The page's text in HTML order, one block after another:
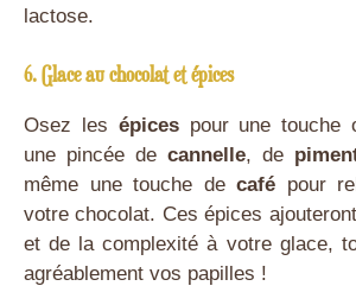
lactose.
6. Glace au chocolat et épices
Osez les épicespour une touche
une pincée de cannelle, de
même une touche decafé pour
votre chocolat. Ces épices
et de la complexité à votre glace,
agréablement vos papilles !